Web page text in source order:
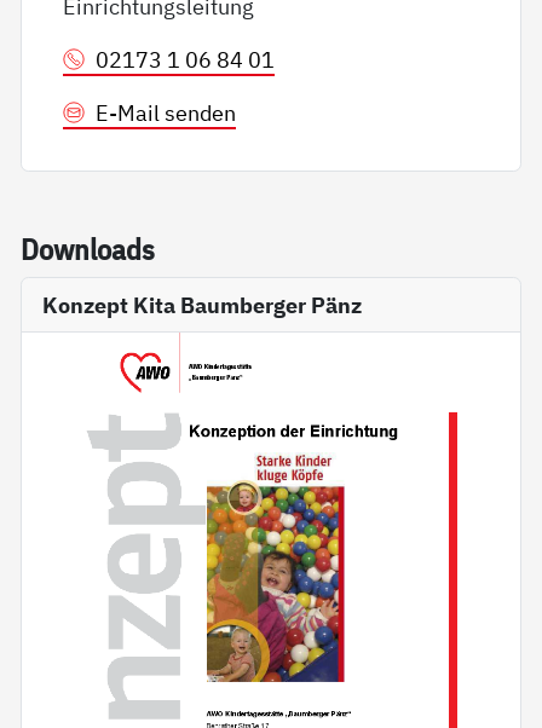
02173 1 06 84 01
E-Mail senden
Down­loads
Konzept Kita Baumberger Pänz